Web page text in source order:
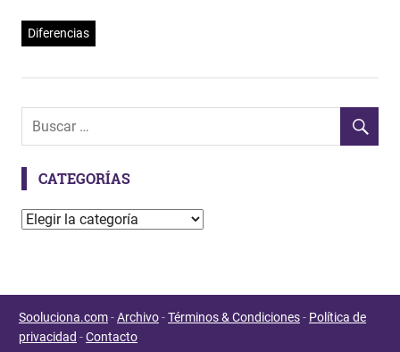
Diferencias
CATEGORÍAS
C
g
o
Sooluciona.com-Archivo-Términos & Condiciones- Política de
privacidad -Contacto